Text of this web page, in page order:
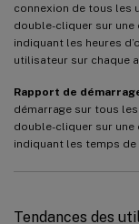
connexion de tous les
double-cliquer sur
indiquant les heures
utilisateur sur chaque
Rapport de
démarrage sur tous
double-cliquer sur
indiquant les temps de
Tendances des